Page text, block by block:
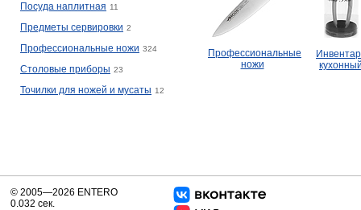
Профессиональные
ножи
Посуда наплитная 11
Предметы сервировки 2
Профессиональные ножи 324
Столовые приборы 23
Точилки для ножей и мусаты 12
© 2005—2026 ENTERO
0.032 сек.